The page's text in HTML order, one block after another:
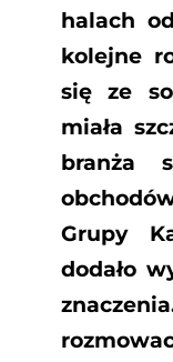
halach
kolejne
się ze
miała
branża
Grupy
dodało